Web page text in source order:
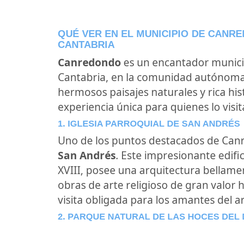
QUÉ VER EN EL MUNICIPIO DE
CANTABRIA
Canredondo es un encantador
Cantabria, en la comunidad
hermosos paisajes naturales y rica
experiencia única para quienes lo
1. IGLESIA PARROQUIAL DE SAN ANDRÉS
Uno de los puntos destacados de
San Andrés. Este impresionante
XVIII, posee una arquitectura
obras de arte religioso de gran valor
visita obligada para los amantes del
2. PARQUE NATURAL DE LAS HOCES DEL